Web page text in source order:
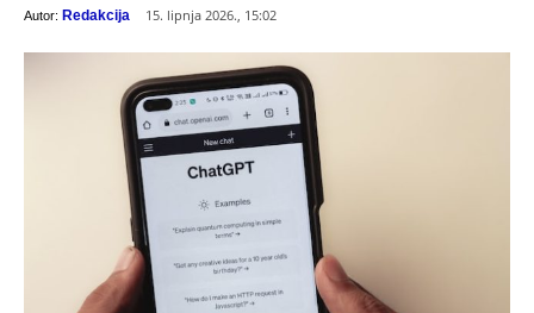
Autor: Redakcija 15. lipnja 2026., 15:02